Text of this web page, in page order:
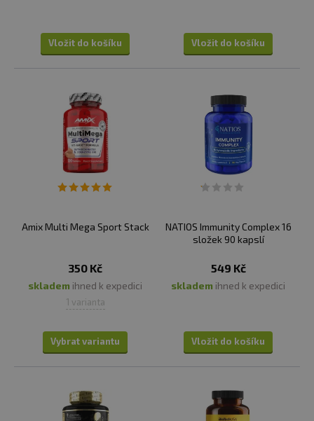
Vložit do košíku Vložit do košíku
Amix Multi Mega Sport Stack
350 Kč
skladem ihned k expedici
1 varianta
Vybrat variantu
NATIOS Immunity Complex 16
složek 90 kapslí
549 Kč
skladem ihned k expedici
Vložit do košíku